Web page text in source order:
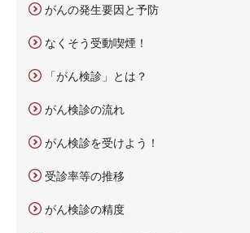
がんの発生要因と予防
なくそう受動喫煙！
「がん検診」とは？
がん検診の流れ
がん検診を受けよう！
受診率等の推移
がん検診の精度